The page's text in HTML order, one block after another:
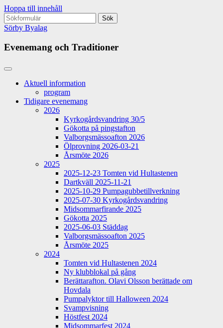
Hoppa till innehåll
Sök
efter:
Sörby Byalag
Evenemang och Traditioner
Aktuell information
program
Tidigare evenemang
2026
Kyrkogårdsvandring 30/5
Gökotta på pingstafton
Valborgsmässoafton 2026
Ölprovning 2026-03-21
Årsmöte 2026
2025
2025-12-23 Tomten vid Hultastenen
Dartkväll 2025-11-21
2025-10-29 Pumpagubbetillverkning
2025-07-30 Kyrkogårdsvandring
Midsommarfirande 2025
Gökotta 2025
2025-06-03 Städdag
Valborgsmässoafton 2025
Årsmöte 2025
2024
Tomten vid Hultastenen 2024
Ny klubblokal på gång
Berättarafton. Olavi Olsson berättade om
Hovdala
Pumpalyktor till Halloween 2024
Svampvisning
Höstfest 2024
Midsommarfest 2024